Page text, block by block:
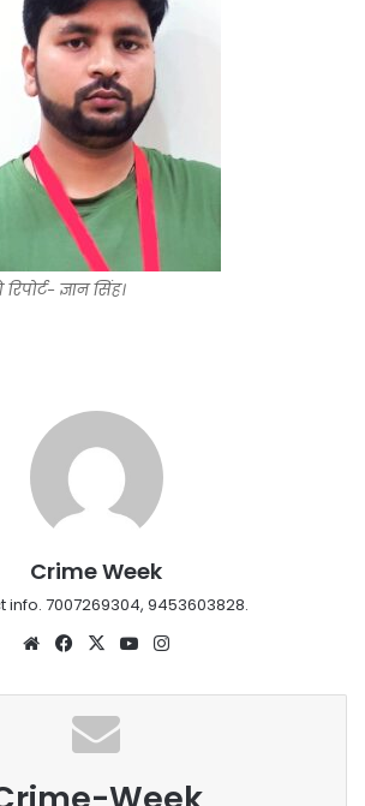
रिपोर्ट- ज्ञान सिंह।
Crime Week
info. 7007269304, 9453603828.
WebsiteFacebook
X YouTube